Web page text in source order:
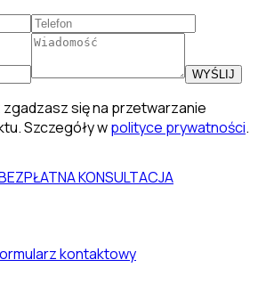
WYŚLIJ
się na przetwarzanie
Szczegóły wpolityce prywatności.
KONSULTACJA
kontaktowy